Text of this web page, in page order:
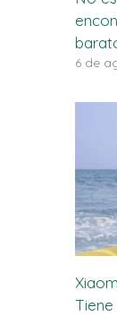
6 de
Tiene